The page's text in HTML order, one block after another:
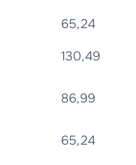
65,24
130,49
86,99
65,24